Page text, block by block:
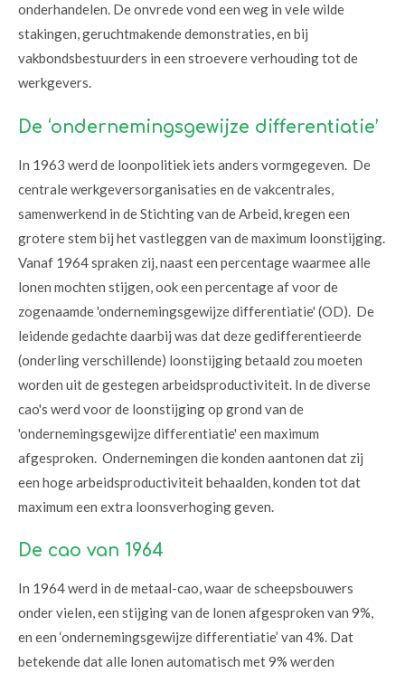
onderhandelen. De onvrede vond een weg in vele wilde
stakingen, geruchtmakende demonstraties, en bij
vakbondsbestuurders in een stroevere verhouding tot de
werkgevers.
De ‘ondernemingsgewijze differentiatie’
In 1963 werd de loonpolitiek iets anders vormgegeven. De
centrale werkgeversorganisaties en de vakcentrales,
samenwerkend in de Stichting van de Arbeid, kregen een
grotere stem bij het vastleggen van de maximum loonstijging.
Vanaf 1964 spraken zij, naast een percentage waarmee alle
lonen mochten stijgen, ook een percentage af voor de
zogenaamde 'ondernemingsgewijze differentiatie' (OD). De
leidende gedachte daarbij was dat deze gedifferentieerde
(onderling verschillende) loonstijging betaald zou moeten
worden uit de gestegen arbeidsproductiviteit. In de diverse
cao's werd voor de loonstijging op grond van de
'ondernemingsgewijze differentiatie' een maximum
afgesproken. Ondernemingen die konden aantonen dat zij
een hoge arbeidsproductiviteit behaalden, konden tot dat
maximum een extra loonsverhoging geven.
De cao van 1964
In 1964 werd in de metaal-cao, waar de scheepsbouwers
onder vielen, een stijging van de lonen afgesproken van 9%,
en een ‘ondernemingsgewijze differentiatie’ van 4%. Dat
betekende dat alle lonen automatisch met 9% werden